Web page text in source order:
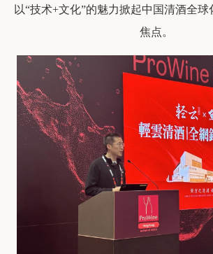
以“技术+文化”的魅力掀起中国清酒全
焦点。